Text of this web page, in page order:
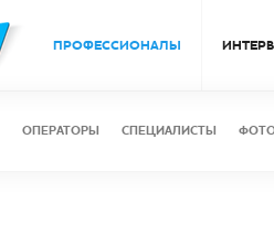
ПРОФЕССИОНАЛЫ
ОПЕРАТОРЫ СПЕЦИАЛИСТЫ